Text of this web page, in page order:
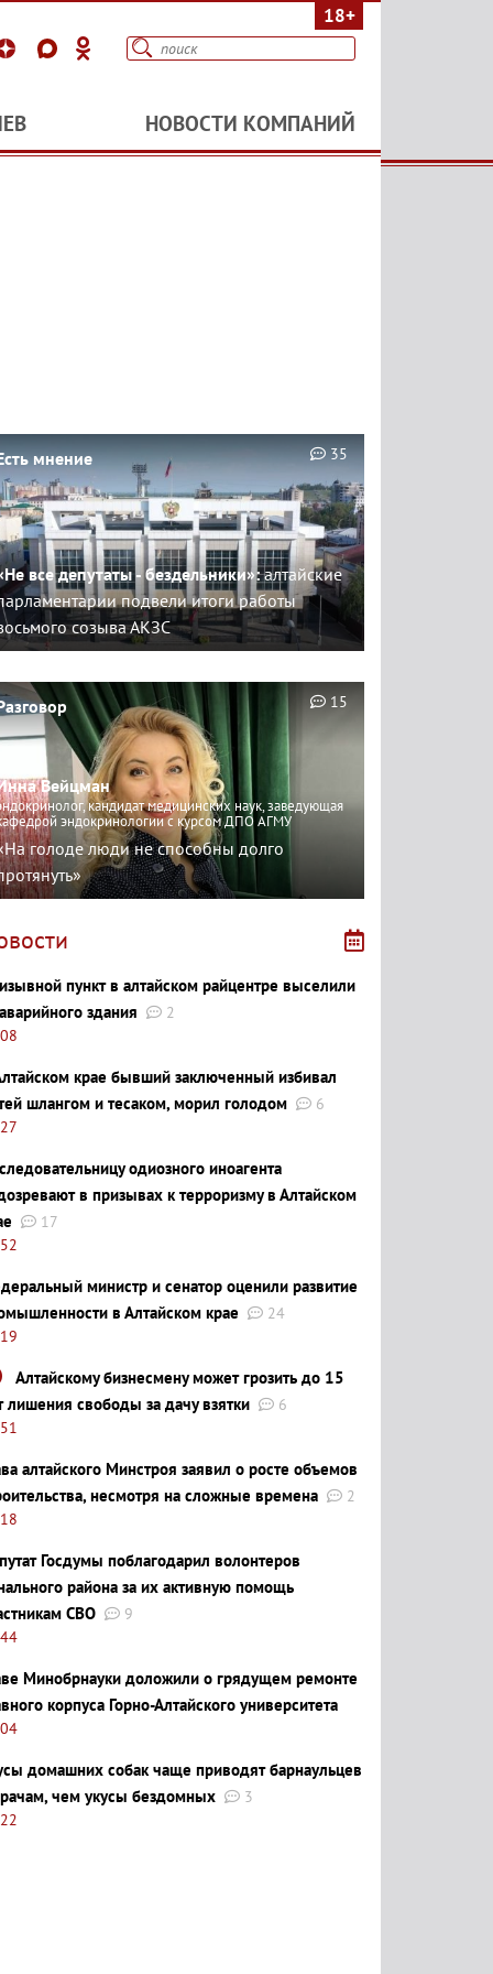
18+
НОВОСТИ КОМПАНИЙ
мнение
все депутаты - бездельники»:алтайские
подвели итоги работы
созыва АКЗС
35
Вейцман
кандидат медицинских наук, заведующая
эндокринологии с курсом ДПО АГМУ
голоде люди не способны долго
15
пункт в алтайском райцентре выселили
здания
2
крае бывший заключенный избивал
шлангом и тесаком, морил голодом
6
одиозного иноагента
в призывах к терроризму в Алтайском
17
министр и сенатор оценили развитие
в Алтайском крае
24
Алтайскому бизнесмену может грозить до 15
лишения свободы за дачу взятки
6
алтайского Минстроя заявил о росте объемов
несмотря на сложные времена
2
Госдумы поблагодарил волонтеров
района за их активную помощь
СВО
9
Минобрнауки доложили о грядущем ремонте
корпуса Горно-Алтайского университета
домашних собак чаще приводят барнаульцев
чем укусы бездомных
3